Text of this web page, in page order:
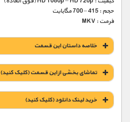
حجم : 415 – 700 مگابایت
فرمت : MKV
خلاصه داستان این قسمت
تماشای بخشی از این قسمت (کلیک کنید)
خريد لينک دانلود (کليک کنيد)